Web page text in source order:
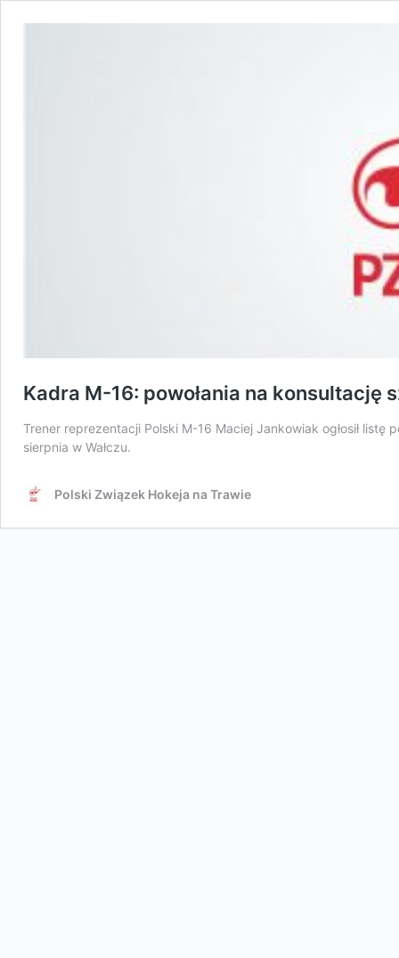
Kadra M-16: powołania na konsultację
Trener reprezentacji Polski M-16 Maciej Jankowiak ogłosił
sierpnia w Wałczu.
Polski Związek Hokeja na Trawie